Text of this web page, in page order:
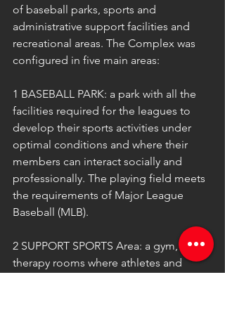
of baseball parks, sports and
administrative support facilities and
recreational areas. The Complex was
configured in five main areas:
1 BASEBALL PARK: a park with all the
facilities required for the leagues to
develop their sports activities under
optimal conditions and where their
members can interact socially and
professionally. The playing field meets
the requirements of Major League
Baseball (MLB).
2 SUPPORT SPORTS Area: a gym, with
therapy rooms where athletes and